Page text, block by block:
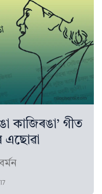
কাজিৰঙা’ গীত
এছোৱা